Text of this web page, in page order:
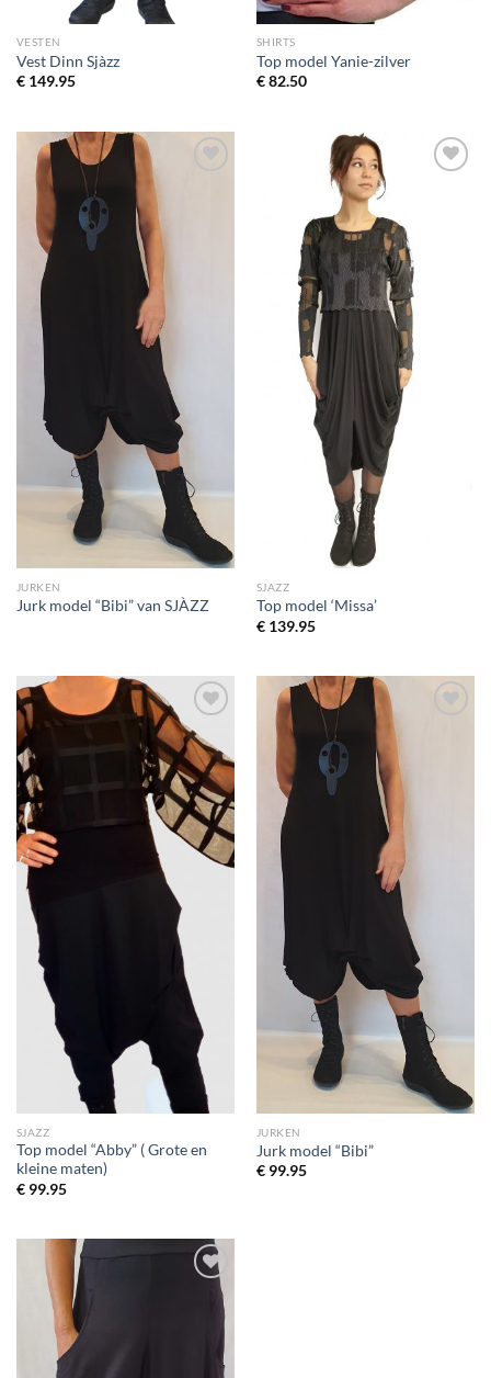
VESTEN
Vest Dinn Sjàzz
€149.95
SHIRTS
Top model Yanie-zilver
€82.50
JURKEN
Jurk model “Bibi” van SJÀZZ
SJAZZ
Top model ‘Missa’
€139.95
Toevoegen
aan
wenslijst
SJAZZ
Top model “Abby” ( Grote en
kleine maten)
€99.95
JURKEN
Jurk model “Bibi”
€99.95
Toevoegen